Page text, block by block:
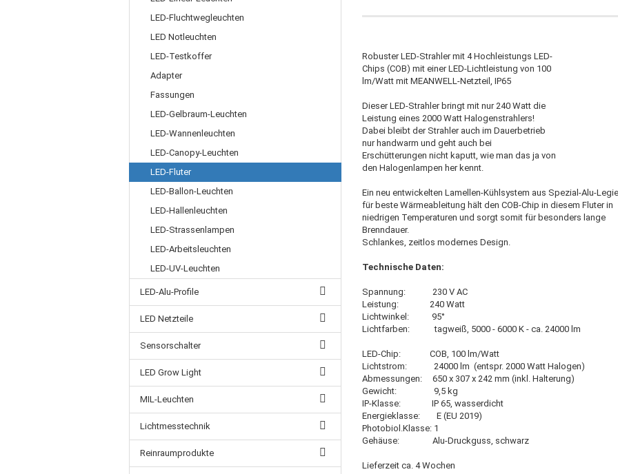
Robuster LED-Strahler mit 4 Hochleistungs LED-
Chips (COB) mit einer LED-Lichtleistung von 100
lm/Watt mit MEANWELL-Netzteil, IP65
Dieser LED-Strahler bringt mit nur 240 Watt die
Leistung eines 2000 Watt Halogenstrahlers!
Dabei bleibt der Strahler auch im Dauerbetrieb
nur handwarm und geht auch bei
Erschütterungen nicht kaputt, wie man das ja von
den Halogenlampen her kennt.
Ein neu entwickelten Lamellen-Kühlsystem aus Spezial-Alu-
für beste Wärmeableitung hält den COB-Chip in diesem Fluter in
niedrigen Temperaturen und sorgt somit für besonders lange
Brenndauer.
Schlankes, zeitlos modernes Design.
Technische Daten:
Spannung: 230 V AC
Leistung: 240 Watt
Lichtwinkel: 95°
Lichtfarben: tagweiß, 5000 - 6000 K - ca. 24000 lm
LED-Chip: COB, 100 lm/Watt
Lichtstrom: 24000 lm (entspr. 2000 Watt Halogen)
Abmessungen: 650 x 307 x 242 mm (inkl. Halterung)
Gewicht: 9,5 kg
IP-Klasse: IP 65, wasserdicht
Energieklasse: E (EU 2019)
Photobiol.Klasse: 1
Gehäuse: Alu-Druckguss, schwarz
Lieferzeit ca. 4 Wochen
LED-Fluchtwegleuchten
LED Notleuchten
LED-Testkoffer
Adapter
Fassungen
LED-Gelbraum-Leuchten
LED-Wannenleuchten
LED-Canopy-Leuchten
LED-Fluter
LED-Ballon-Leuchten
LED-Hallenleuchten
LED-Strassenlampen
LED-Arbeitsleuchten
LED-UV-Leuchten
LED-Alu-Profile
LED Netzteile
Sensorschalter
LED Grow Light
MIL-Leuchten
Lichtmesstechnik
Reinraumprodukte